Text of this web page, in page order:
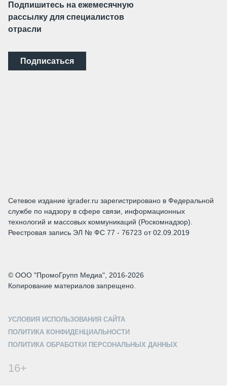
Подпишитесь на ежемесячную
рассылку для специалистов
отрасли
Подписаться
Сетевое издание igrader.ru зарегистрировано в Федеральной
службе по надзору в сфере связи, информационных
технологий и массовых коммуникаций (Роскомнадзор).
Реестровая запись ЭЛ № ФС 77 - 76723 от 02.09.2019
© ООО "ПромоГрупп Медиа", 2016-2026
Копирование материалов запрещено.
УСЛОВИЯ ИСПОЛЬЗОВАНИЯ САЙТА
ПОЛИТИКА КОНФИДЕНЦИАЛЬНОСТИ
ПОЛИТИКА ОБРАБОТКИ ПЕРСОНАЛЬНЫХ ДАННЫХ
16+